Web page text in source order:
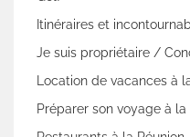
Itinéraires et
Je suis propriétaire /
Location de vacances à
Préparer son voyage à la